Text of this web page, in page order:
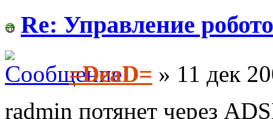
Re: Управление
=DeaD= » 11 дек
radmin потянет через